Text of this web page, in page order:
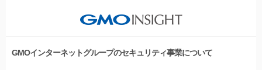
GMOインターネットグループのセキュリティ事業について